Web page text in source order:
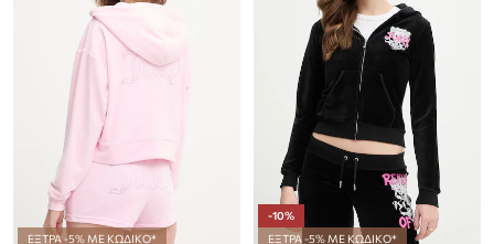
ΕΞΤΡΑ -5% ΜΕ ΚΩΔΙΚΟ*
-10%
ΕΞΤΡΑ -5% ΜΕ ΚΩΔΙΚΟ*